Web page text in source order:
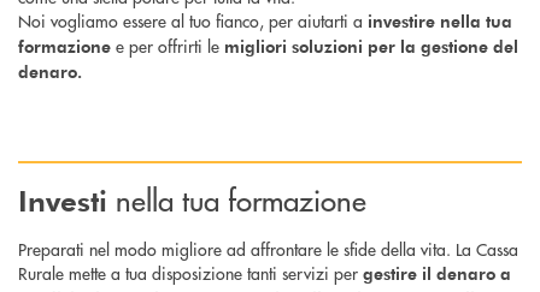
Noi vogliamo essere al tuo fianco, per aiutarti a investire nella tua
formazione e per offrirti le migliori soluzioni per la gestione del
denaro.
Investi nella tua formazione
Preparati nel modo migliore ad affrontare le sfide della vita. La Cassa
Rurale mette a tua disposizione tanti servizi per gestire il denaro a